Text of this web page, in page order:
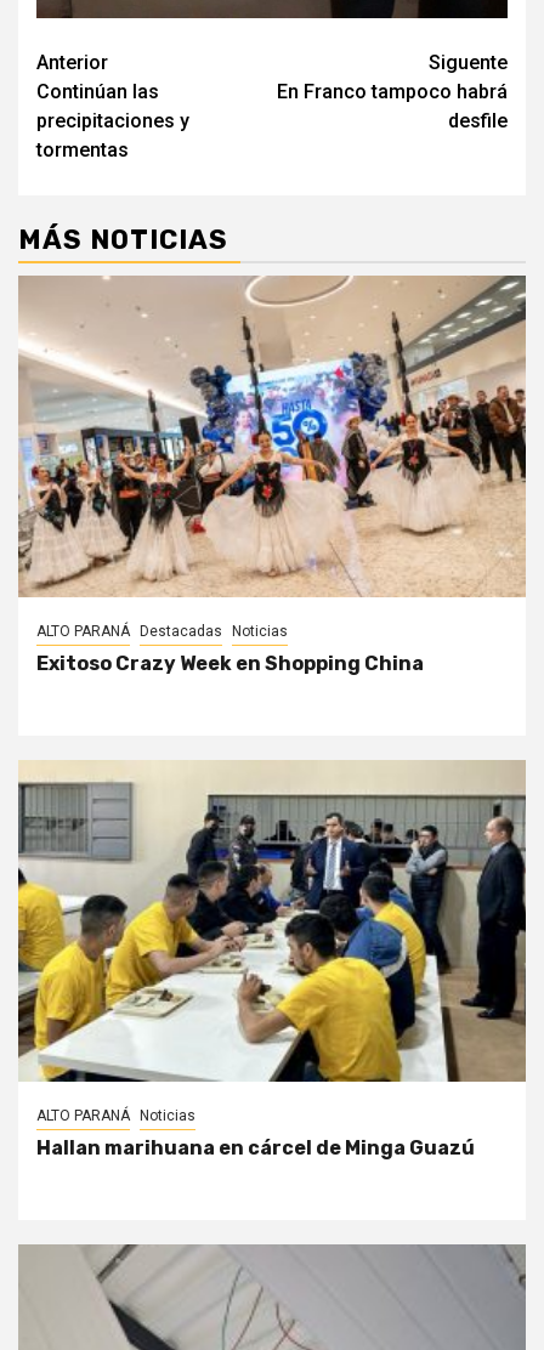
Navegación
de
entradas
Anterior
Continúan las
precipitaciones y
tormentas
Siguente
En Franco tampoco habrá
desfile
MÁS NOTICIAS
ALTO PARANÁ Destacadas Noticias
Exitoso Crazy Week en Shopping China
ALTO PARANÁ Noticias
Hallan marihuana en cárcel de Minga Guazú